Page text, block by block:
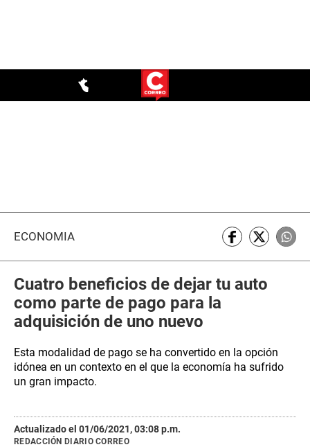
ECONOMÍA
Cuatro beneficios de dejar tu auto
como parte de pago para la
adquisición de uno nuevo
Esta modalidad de pago se ha convertido en la opción
idónea en un contexto en el que la economía ha sufrido
un gran impacto.
REDACCIÓN DIARIO CORREO
Actualizado el 01/06/2021, 03:08 p.m.